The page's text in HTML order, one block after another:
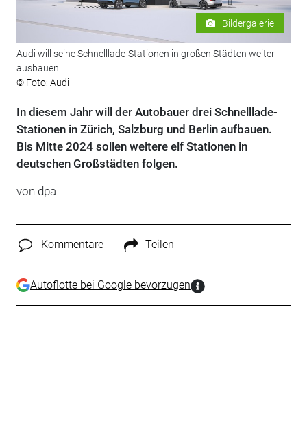
Bildergalerie
Audi will seine Schnelllade-Stationen in großen Städten weiter
ausbauen.
© Foto: Audi
In diesem Jahr will der Autobauer drei Schnelllade-
Stationen in Zürich, Salzburg und Berlin aufbauen.
Bis Mitte 2024 sollen weitere elf Stationen in
deutschen Großstädten folgen.
von dpa
Kommentare Teilen
Autoflotte bei Google bevorzugen